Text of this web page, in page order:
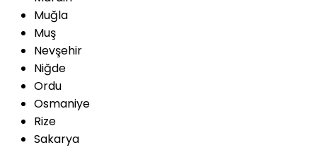
Muğla
Muş
Nevşehir
Niğde
Ordu
Osmaniye
Rize
Sakarya